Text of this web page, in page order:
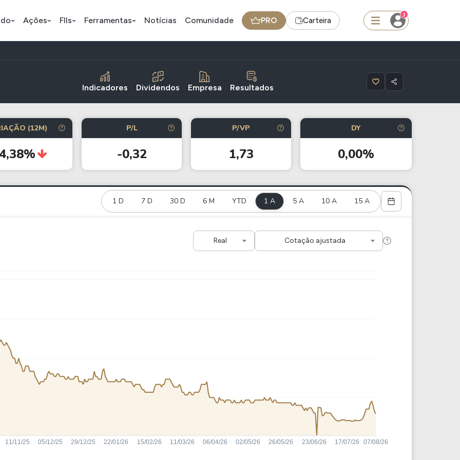
Ações FIIs Ferramentas Notícias Comunidade PRO Carteira
3
Pesquisar
Ação
Bradesco
BDR FII Ferramenta
ETFs
BOVA11
Stocks
Tesla
Apple
Criptomoedas
Bitcoin
Ethereum
Dogecoin
Solana
Ideias
Agenda de Dividendos
Radar do Dividendo Inteligente
Comparador de Ativos
As Ações Mais Buscadas
Indicadores Dividendos Empresa Resultados
(12M) P/L
-0,32
P/VP
1,73
DY
0,00%
1 D 7 D 30 D 6 M YTD 1 A 5 A 10 A 15 A
Real Cotação ajustada